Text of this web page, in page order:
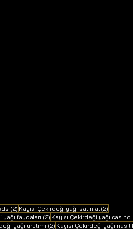
(2) 2 yazı
Kayısı Çekirdeği yağı satın al (2)
yağı faydaları (2) 2 yazı
Kayısı Çekirdeği yağı cas no
yağı üretimi (2) 2 yazı
Kayısı Çekirdeği yağı nasıl